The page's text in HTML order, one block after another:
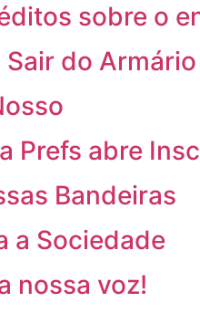
sobre o
Sair do Armário
Prefs abre
Bandeiras
a Sociedade
nossa voz!